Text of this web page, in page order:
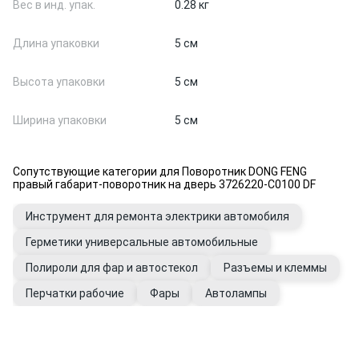
Вес в инд. упак. 0.28 кг
Длина упаковки 5 см
Высота упаковки 5 см
Ширина упаковки 5 см
Сопутствующие категории для Поворотник DONG FENG
правый габарит-поворотник на дверь 3726220-C0100 DF
Инструмент для ремонта электрики автомобиля
Герметики универсальные автомобильные
Полироли для фар и автостекол
Разъемы и клеммы
Перчатки рабочие
Фары Автолампы